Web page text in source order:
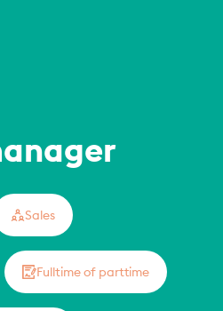
Sales
Fulltime of parttime